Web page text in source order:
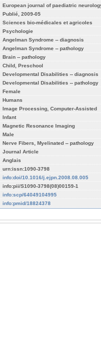
European journal of paediatric
Publié, 2009-05
Sciences bio-médicales et agricoles
Psychologie
Angelman Syndrome -- diagnosis
Angelman Syndrome -- pathology
Brain -- pathology
Child, Preschool
Developmental Disabilities -- diagnosis
Developmental Disabilities -- pathology
Female
Humans
Image Processing, Computer-Assisted
Infant
Magnetic Resonance Imaging
Male
Nerve Fibers, Myelinated -- pathology
Journal Article
Anglais
urn:issn:1090-3798
info:doi/10.1016/j.ejpn.2008.08.005
info:pii/S1090-3798(08)00159-1
info:scp/64049104995
info:pmid/18824378